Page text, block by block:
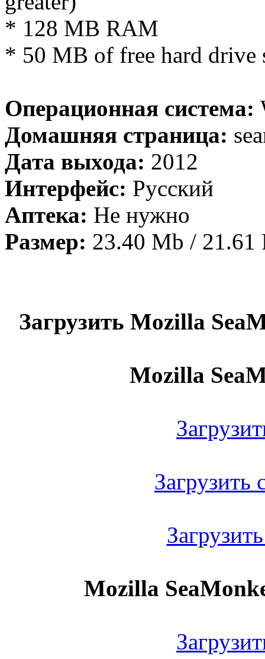
* 128 MB RAM
* 50 MB of free hard drive
Операционная система:
Домашняя страница:
Дата выхода: 2012
Интерфейс: Русский
Аптека: Не нужно
Размер: 23.40 Mb / 21.61
Загрузить Mozilla
Mozilla
Загрузить
Mozilla